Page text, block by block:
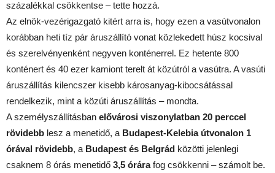
százalékkal csökkentse – tette hozzá.
Az elnök-vezérigazgató kitért arra is, hogy ezen a vasútvonalon
korábban heti tíz pár áruszállító vonat közlekedett húsz kocsival
és szerelvényenként negyven konténerrel. Ez hetente 800
konténert és 40 ezer kamiont terelt át közútról a vasútra. A vasúti
áruszállítás kilencszer kisebb károsanyag-kibocsátással
rendelkezik, mint a közúti áruszállítás – mondta.
A személyszállításban elővárosi viszonylatban 20 perccel
rövidebb lesz a menetidő, a Budapest-Kelebia útvonalon 1
órával rövidebb, a Budapest és Belgrád közötti jelenlegi
csaknem 8 órás menetidő 3,5 órárafog csökkenni – számolt be.